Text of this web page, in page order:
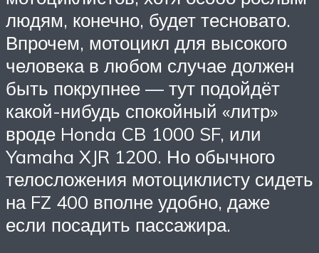
людям, конечно, будет тесновато.
Впрочем, мотоцикл для высокого
человека в любом случае должен
быть покрупнее — тут подойдёт
какой-нибудь спокойный «литр»
вроде Honda CB 1000 SF, или
Yamaha XJR 1200. Но обычного
телосложения мотоциклисту сидеть
на FZ 400 вполне удобно, даже
если посадить пассажира.